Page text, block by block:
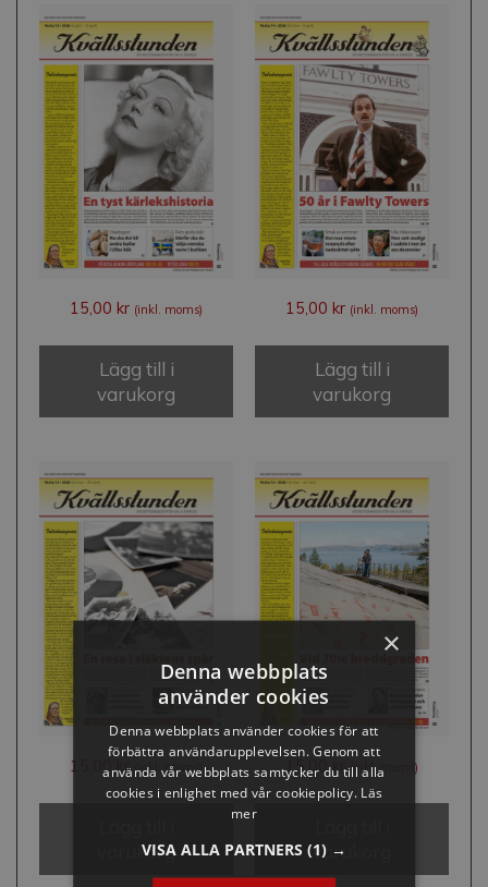
15,00 kr (inkl. moms)
Lägg till i
varukorg
15,00 kr (inkl. moms)
Lägg till i
varukorg
15,00 kr (inkl. moms)
varukorg
15,00 kr (inkl. moms)
varukorg
×
Denna webbplats
använder cookies
Denna webbplats använder cookies för att
förbättra användarupplevelsen. Genom att
använda vår webbplats samtycker du till alla
cookies i enlighet med vår cookiepolicy. Läs
mer
VISA ALLA PARTNERS (1) →